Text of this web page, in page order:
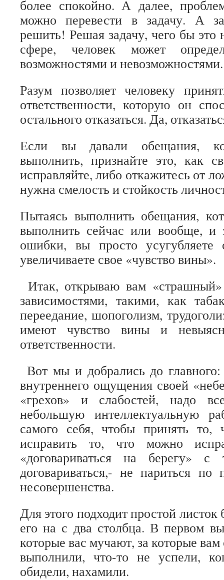
более спокойно. А далее,
можно перевести в задачу. А
решить! Решая задачу, чего бы это
сфере, человек может
возможностями и невозможностями.
Разум позволяет человеку
ответственности, которую он
остального отказаться. Да,
Если вы давали обещания,
выполнить, признайте это, как
исправляйте, либо откажитесь от
нужна смелость и стойкость
Пытаясь выполнить обещания,
выполнить сейчас или вообще, и
ошибки, вы просто
увеличиваете свое «чувство вины».
Итак, открываю вам
зависимостями, такими, как
переедание, шопоголизм,
имеют чувство вины и
ответственности.
Вот мы и добрались до главного:
внутреннего ощущения своей
«грехов» и слабостей, надо
небольшую интеллектуальную
самого себя, чтобы принять то,
исправить то, что можно
«договариваться на берегу»
договариваться,- не париться по
несовершенства.
Для этого подходит простой
его на с два столбца. В первом
которые вас мучают, за которые
выполнили, что-то не успели,
обидели, нахамили.